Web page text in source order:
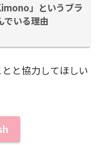
」というブラ
でいる理由
と協力してほしい